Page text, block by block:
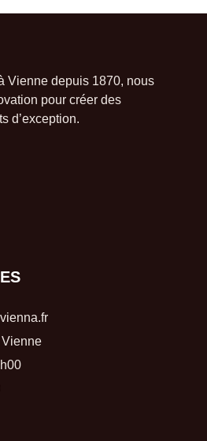
Vienne depuis 1870, nous
pour créer des
d’exception.